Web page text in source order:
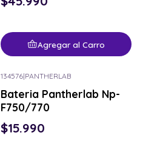
Agregar al Carro
134576|PANTHERLAB
Bateria Pantherlab Np-
F750/770
$15.990